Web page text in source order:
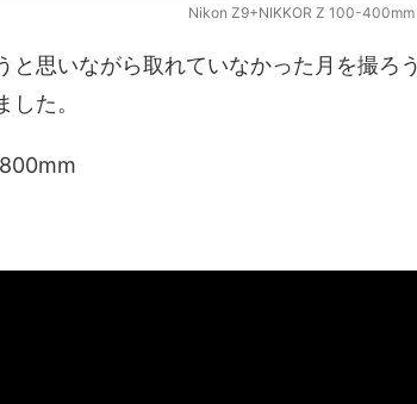
Nikon Z9+NIKKOR Z 100-
と思いながら取れていなかった月を撮
した。